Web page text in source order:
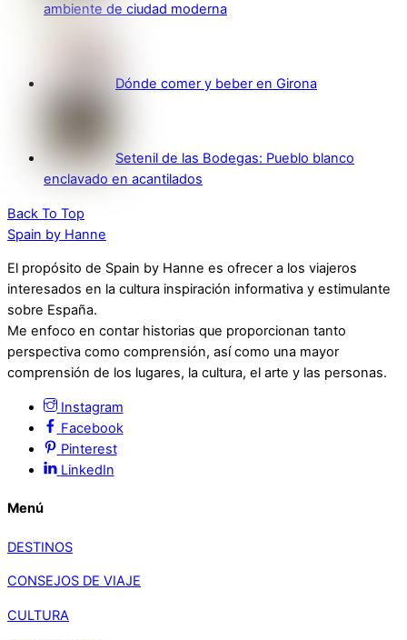
ambiente de ciudad moderna
Dónde comer y beber en Girona
Setenil de las Bodegas: Pueblo blanco
enclavado en acantilados
Back To Top
Spain by Hanne
El propósito de Spain by Hanne es ofrecer a los viajeros
interesados en la cultura inspiración informativa y estimulante
sobre España.
Me enfoco en contar historias que proporcionan tanto
perspectiva como comprensión, así como una mayor
comprensión de los lugares, la cultura, el arte y las personas.
Instagram
Facebook
Pinterest
LinkedIn
Menú
DESTINOS
CONSEJOS DE VIAJE
CULTURA